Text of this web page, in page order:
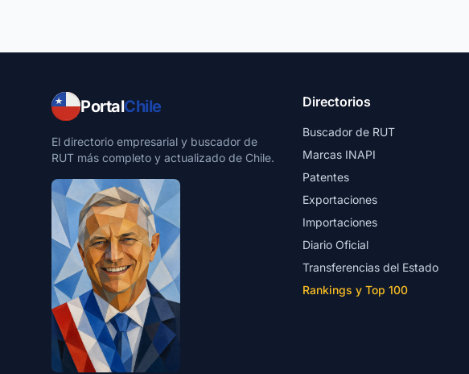
PortalChile
El directorio empresarial y buscador de
RUT más completo y actualizado de Chile.
Directorios
Buscador de RUT
Marcas INAPI
Patentes
Exportaciones
Importaciones
Diario Oficial
Transferencias del Estado
Rankings y Top 100